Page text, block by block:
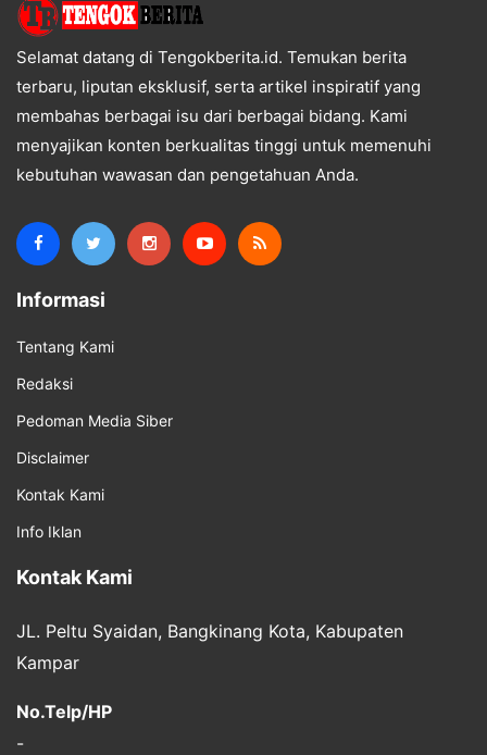
Selamat datang di Tengokberita.id. Temukan berita
terbaru, liputan eksklusif, serta artikel inspiratif yang
membahas berbagai isu dari berbagai bidang. Kami
menyajikan konten berkualitas tinggi untuk memenuhi
kebutuhan wawasan dan pengetahuan Anda.
Informasi
Tentang Kami
Redaksi
Pedoman Media Siber
Disclaimer
Kontak Kami
Info Iklan
Kontak Kami
JL. Peltu Syaidan, Bangkinang Kota, Kabupaten
Kampar
No.Telp/HP
-